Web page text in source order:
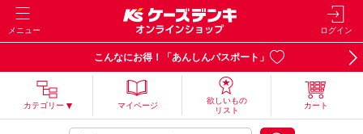
メニュー ログイン
こんなにお得！「あんしんパスポート」
カテゴリー マイページ
欲しいもの
リスト
カート